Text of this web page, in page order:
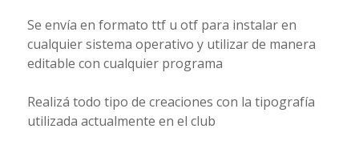
Se envía en formato ttf u otf para instalar en
cualquier sistema operativo y utilizar de manera
editable con cualquier programa
Realizá todo tipo de creaciones con la tipografía
utilizada actualmente en el club